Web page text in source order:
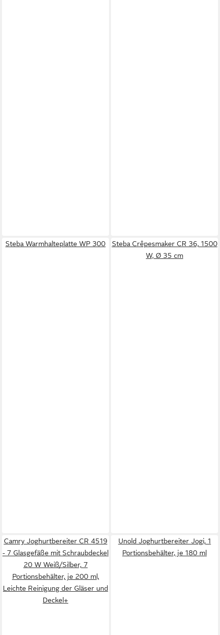
Steba Warmhalteplatte WP 300
Steba Crêpesmaker CR 36, 1500
W, Ø 35 cm
Camry Joghurtbereiter CR 4519
- 7 Glasgefäße mit Schraubdeckel
20 W Weiß/Silber, 7
Portionsbehälter, je 200 ml,
Leichte Reinigung der Gläser und
Deckel+
Unold Joghurtbereiter Jogi, 1
Portionsbehälter, je 180 ml